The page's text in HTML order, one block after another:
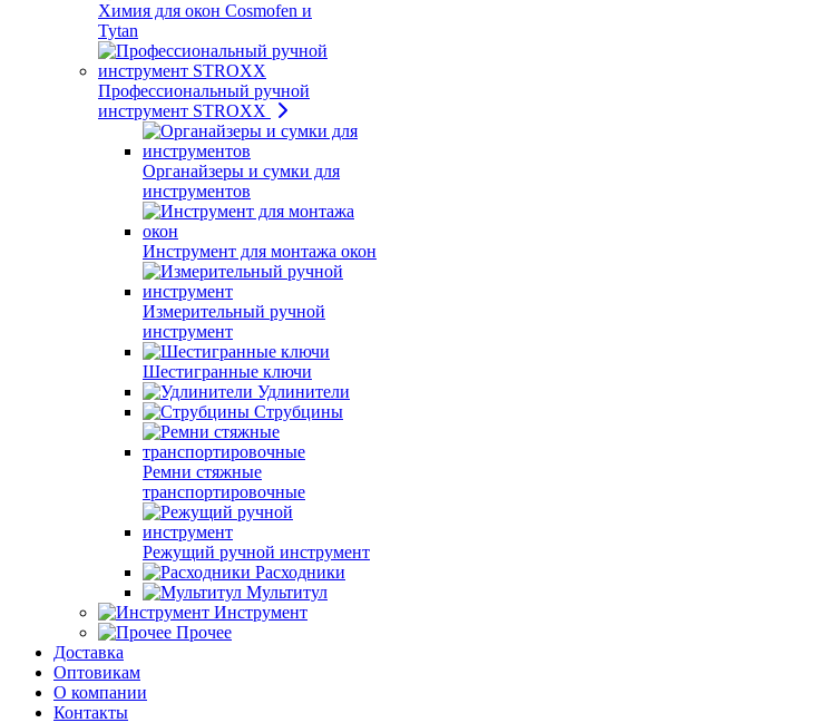
Химия для окон Cosmofen и
Tytan
Профессиональный ручной
инструмент STROXX
Органайзеры и сумки для
инструментов
Инструмент для монтажа окон
Измерительный ручной
инструмент
Шестигранные ключи
Удлинители
Струбцины
Ремни стяжные
транспортировочные
Режущий ручной инструмент
Расходники
Мультитул
Инструмент
Прочее
Доставка
Оптовикам
О компании
Контакты